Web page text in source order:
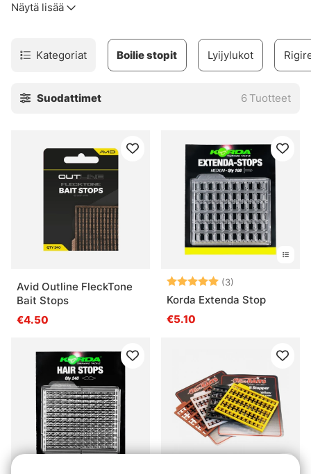
Näytä lisää
Kategoriat Boilie stopit Lyijylukot
Suodattimet 6 Tuotteet
Avid Outline FleckTone
Bait Stops
€4.50
Arvio: (3)
Korda Extenda Stop
€5.10